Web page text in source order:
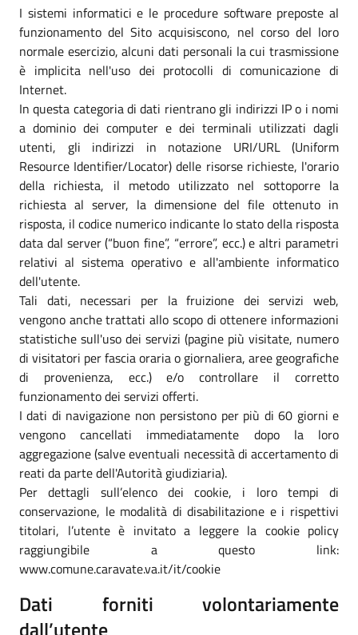
I sistemi informatici e le procedure software preposte al
funzionamento del Sito acquisiscono, nel corso del loro
normale esercizio, alcuni dati personali la cui trasmissione
è implicita nell'uso dei protocolli di comunicazione di
Internet.
In questa categoria di dati rientrano gli indirizzi IP o i nomi
a dominio dei computer e dei terminali utilizzati dagli
utenti, gli indirizzi in notazione URI/URL (Uniform
Resource Identifier/Locator) delle risorse richieste, l'orario
della richiesta, il metodo utilizzato nel sottoporre la
richiesta al server, la dimensione del file ottenuto in
risposta, il codice numerico indicante lo stato della risposta
data dal server (“buon fine”, “errore”, ecc.) e altri parametri
relativi al sistema operativo e all'ambiente informatico
dell'utente.
Tali dati, necessari per la fruizione dei servizi web,
vengono anche trattati allo scopo di ottenere informazioni
statistiche sull'uso dei servizi (pagine più visitate, numero
di visitatori per fascia oraria o giornaliera, aree geografiche
di provenienza, ecc.) e/o controllare il corretto
funzionamento dei servizi offerti.
I dati di navigazione non persistono per più di 60 giorni e
vengono cancellati immediatamente dopo la loro
aggregazione (salve eventuali necessità di accertamento di
reati da parte dell'Autorità giudiziaria).
Per dettagli sull’elenco dei cookie, i loro tempi di
conservazione, le modalità di disabilitazione e i rispettivi
titolari, l’utente è invitato a leggere la cookie policy
raggiungibile a questo link:
www.comune.caravate.va.it/it/cookie
Dati forniti volontariamente
dall’utente